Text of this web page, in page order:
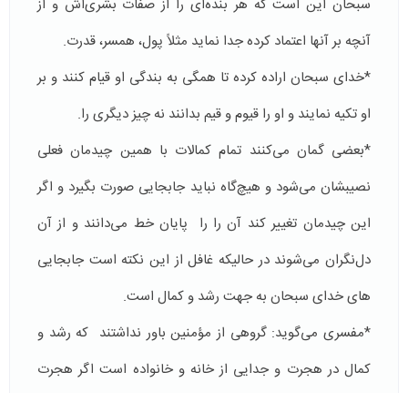
سبحان این است كه هر بنده‌‌ای را از صفات بشری‌اش و از
آنچه بر آنها اعتماد كرده جدا نماید مثلاً‌ پول، همسر، قدرت.
*خدای سبحان اراده كرده تا همگی به بندگی او قیام كنند و بر
او تكیه نمایند و او را قیوم و قیم بدانند نه چیز دیگری را.
*بعضی گمان می‌كنند تمام كمالات با همین چیدمان فعلی
نصیبشان می‌شود و هیچ‌گاه نباید جابجایی صورت بگیرد و اگر
این چیدمان تغییر كند آن را را پایان خط می‌دانند و از آن
دل‌نگران می‌شوند در حالیكه غافل از این نكته است جابجایی
های خدای سبحان به جهت رشد و كمال است.
*مفسری می‌گوید:‌ گروهی از مؤمنین باور نداشتند كه رشد و
كمال در هجرت و جدایی از خانه و خانواده است اگر هجرت